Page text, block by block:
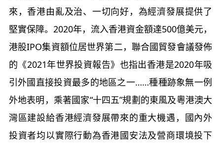
來，香港由亂及治、一切向好，為經濟發展提供了
堅實保障。2020年，流入香港資金額達500億美元，
港股IPO集資額位居世界第二，聯合國貿發會議發佈
的《2021年世界投資報告》也指出香港是2020年吸
引外國直接投資最多的地區之一……種種跡象無一例
外地表明，乘著國家“十四五”規劃的東風及粵港澳大
灣區建設給香港經濟發展帶來的重大機遇，國內外
投資者均以實際行動為香港國安法及營商環境投下